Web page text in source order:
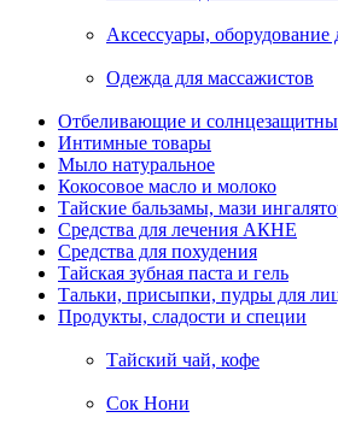
Аксессуары,
Одежда для массажистов
Отбеливающие и
Интимные товары
Мыло натуральное
Кокосовое масло и молоко
Тайские бальзамы, мази
Средства для лечения АКНЕ
Средства для похудения
Тайская зубная паста и гель
Тальки, присыпки, пудры для
Продукты, сладости и специи
Тайский чай, кофе
Сок Нони